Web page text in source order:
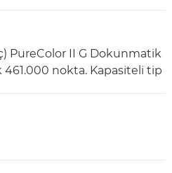
PureColor II G Dokunmatik
461.000 nokta. Kapasiteli tip